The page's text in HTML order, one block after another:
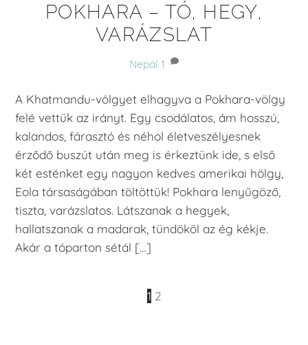
POKHARA – TÓ, HEGY,
VARÁZSLAT
Nepál 1
A Khatmandu-völgyet elhagyva a Pokhara-völgy
felé vettük az irányt. Egy csodálatos, ám hosszú,
kalandos, fárasztó és néhol életveszélyesnek
érződő buszút után meg is érkeztünk ide, s első
két esténket egy nagyon kedves amerikai hölgy,
Eola társaságában töltöttük! Pokhara lenyűgöző,
tiszta, varázslatos. Látszanak a hegyek,
hallatszanak a madarak, tündököl az ég kékje.
Akár a tóparton sétál […]
1 2